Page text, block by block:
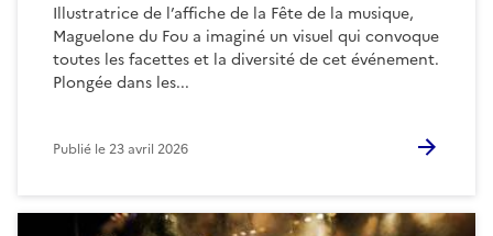
Illustratrice de l’affiche de la Fête de la musique,
Maguelone du Fou a imaginé un visuel qui convoque
toutes les facettes et la diversité de cet événement.
Plongée dans les...
Publié le23 avril 2026